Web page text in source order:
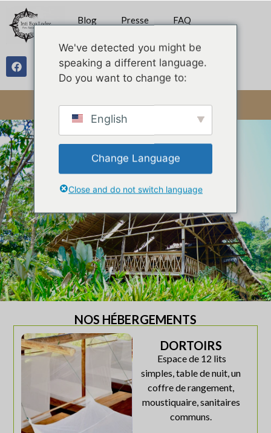
Blog Presse FAQ
Galerie
NOS HÉBERGEMENTS
DORTOIRS
Espace de 12 lits
simples, table de nuit, un
coffre de rangement,
moustiquaire, sanitaires
communs.
We've detected you might be
speaking a different language.
Do you want to change to:
English
Change Language
Close and do not switch language